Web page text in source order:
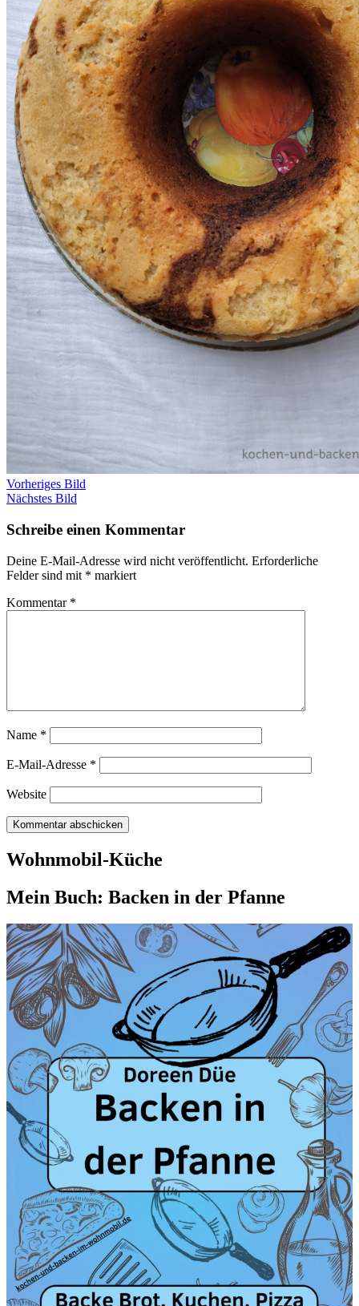
Vorheriges Bild
Nächstes Bild
Schreibe einen Kommentar
Deine E-Mail-Adresse wird nicht veröffentlicht. Erforderliche
Felder sind mit * markiert
Kommentar *
Name *
E-Mail-Adresse *
Website
Wohnmobil-Küche
Mein Buch: Backen in der Pfanne